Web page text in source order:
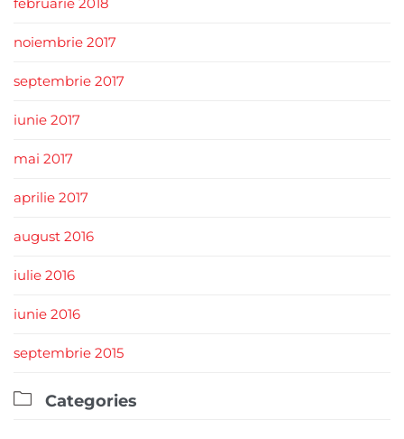
noiembrie 2017
septembrie 2017
iunie 2017
mai 2017
aprilie 2017
august 2016
iulie 2016
iunie 2016
septembrie 2015
 Categories